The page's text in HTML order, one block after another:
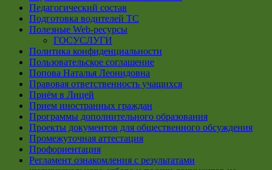
Педагогический состав
Подготовка водителей ТС
Полезные Web-ресурсы
ГОСУСЛУГИ
Политика конфиденциальности
Пользовательское соглашение
Попова Наталья Леонидовна
Правовая ответственность учащихся
Приём в Лицей
Прием иностранных граждан
Программы дополнительного образования
Проекты документов для общественного обсуждения
Промежуточная аттестация
Профориентация
Регламент ознакомления с результатами